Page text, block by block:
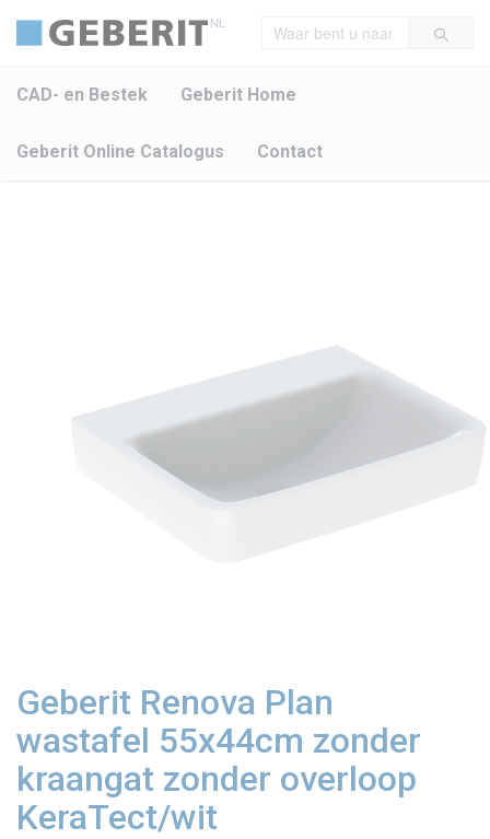
NL
CAD- en Bestek Geberit Home
Geberit Online Catalogus Contact
Geberit Renova Plan
wastafel 55x44cm zonder
kraangat zonder overloop
KeraTect/wit